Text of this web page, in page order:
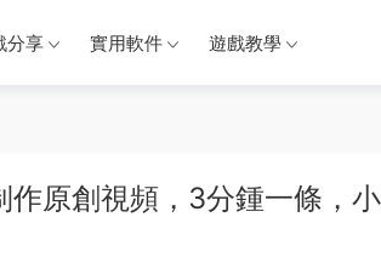
分享 實用軟件 遊戲教學
原創視頻，3分鍾一條，